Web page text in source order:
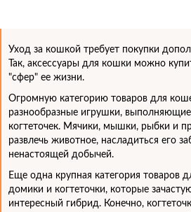
Уход за кошкой требует покупки
Так, аксессуары для кошки можно
"сфер" ее жизни.
Огромную категорию товаров для
разнообразные игрушки,
когтеточек. Мячики, мышки, рыбки и
развлечь животное, насладиться его
ненастоящей добычей.
Еще одна крупная категория товаров
домики и когтеточки, которые
интересный гибрид. Конечно,